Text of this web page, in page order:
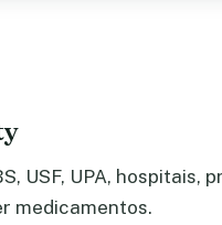
USF, UPA,
medicamentos.